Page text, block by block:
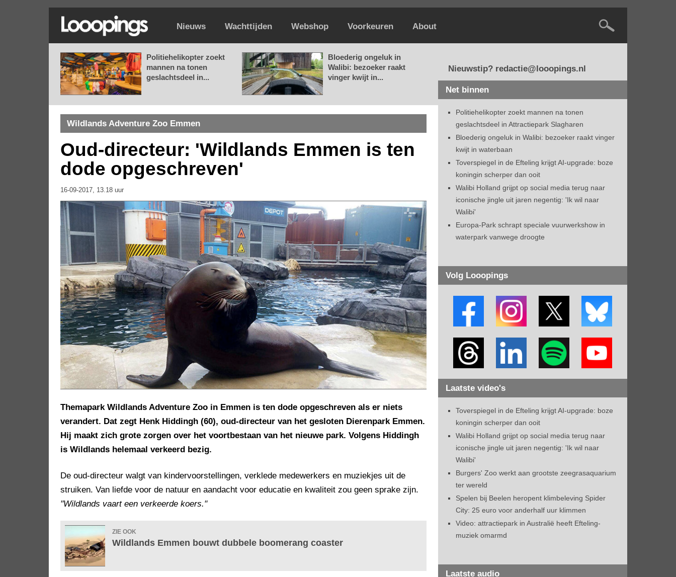
Nieuws Wachttijden Webshop Voorkeuren About
Politiehelikopter zoekt
mannen na tonen
geslachtsdeel in...
Bloederig ongeluk in
Walibi: bezoeker raakt
vinger kwijt in...
Wildlands Adventure Zoo Emmen
Oud-directeur: 'Wildlands Emmen is ten
dode opgeschreven'
16-09-2017, 13.18 uur
Themapark Wildlands Adventure Zoo in Emmen is ten dode opgeschreven als er niets
verandert. Dat zegt Henk Hiddingh (60), oud-directeur van het gesloten Dierenpark Emmen.
Hij maakt zich grote zorgen over het voortbestaan van het nieuwe park. Volgens Hiddingh
is Wildlands helemaal verkeerd bezig.
De oud-directeur walgt van kindervoorstellingen, verklede medewerkers en muziekjes uit de
struiken. Van liefde voor de natuur en aandacht voor educatie en kwaliteit zou geen sprake zijn.
"Wildlands vaart een verkeerde koers."
ZIE OOK
Wildlands Emmen bouwt dubbele boomerang coaster
Nieuwstip? redactie@looopings.nl
Net binnen
Politiehelikopter zoekt mannen na tonen
geslachtsdeel in Attractiepark Slagharen
Bloederig ongeluk in Walibi: bezoeker raakt vinger
kwijt in waterbaan
Toverspiegel in de Efteling krijgt AI-upgrade: boze
koningin scherper dan ooit
Walibi Holland grijpt op social media terug naar
iconische jingle uit jaren negentig: 'Ik wil naar
Walibi'
Europa-Park schrapt speciale vuurwerkshow in
waterpark vanwege droogte
Volg Looopings
Laatste video's
Toverspiegel in de Efteling krijgt AI-upgrade: boze
koningin scherper dan ooit
Walibi Holland grijpt op social media terug naar
iconische jingle uit jaren negentig: 'Ik wil naar
Walibi'
Burgers' Zoo werkt aan grootste zeegrasaquarium
ter wereld
Spelen bij Beelen heropent klimbeleving Spider
City: 25 euro voor anderhalf uur klimmen
Video: attractiepark in Australië heeft Efteling-
muziek omarmd
Laatste audio